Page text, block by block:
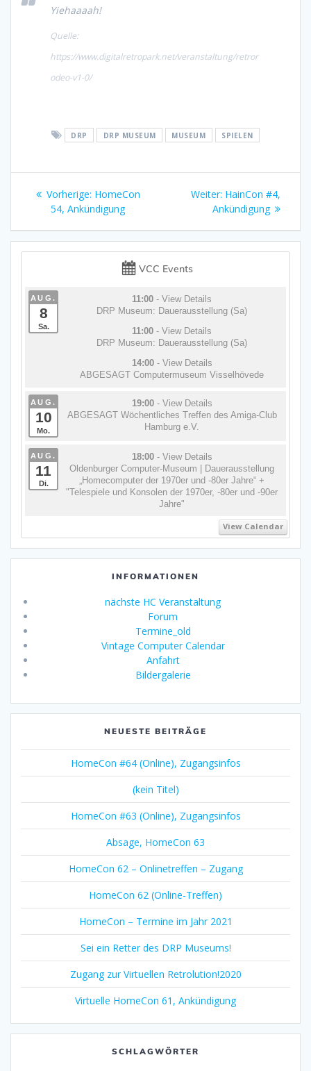
Yiehaaaah!
Quelle:
https://www.digitalretropark.net/veranstaltung/retror
odeo-v1-0/
DRP DRP MUSEUM MUSEUM SPIELEN
Beitragsnavigation
Vorherige: Vorheriger
Beitrag:
HomeCon
54, Ankündigung
Weiter: Nächster
Beitrag:
HainCon #4,
Ankündigung
VCC Events
AUG.
8
Sa.
11:00 - View Details
DRP Museum: Dauerausstellung (Sa)
11:00 - View Details
DRP Museum: Dauerausstellung (Sa)
14:00 - View Details
ABGESAGT Computermuseum Visselhövede
AUG.
10
Mo.
19:00 - View Details
ABGESAGT Wöchentliches Treffen des Amiga-Club
Hamburg e.V.
AUG.
11
Di.
18:00 - View Details
Oldenburger Computer-Museum | Dauerausstellung
„Homecomputer der 1970er und -80er Jahre“ +
"Telespiele und Konsolen der 1970er, -80er und -90er
Jahre"
View Calendar
INFORMATIONEN
nächste HC Veranstaltung
Forum
Termine_old
Vintage Computer Calendar
Anfahrt
Bildergalerie
NEUESTE BEITRÄGE
HomeCon #64 (Online), Zugangsinfos
(kein Titel)
HomeCon #63 (Online), Zugangsinfos
Absage, HomeCon 63
HomeCon 62 – Onlinetreffen – Zugang
HomeCon 62 (Online-Treffen)
HomeCon – Termine im Jahr 2021
Sei ein Retter des DRP Museums!
Zugang zur Virtuellen Retrolution!2020
Virtuelle HomeCon 61, Ankündigung
SCHLAGWÖRTER